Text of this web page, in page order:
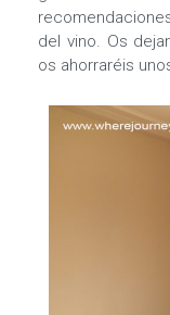
del vino. Os
os ahorraréis